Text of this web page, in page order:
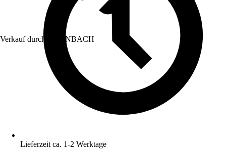
Verkauf durch: HORNBACH
Lieferzeit ca. 1-2 Werktage